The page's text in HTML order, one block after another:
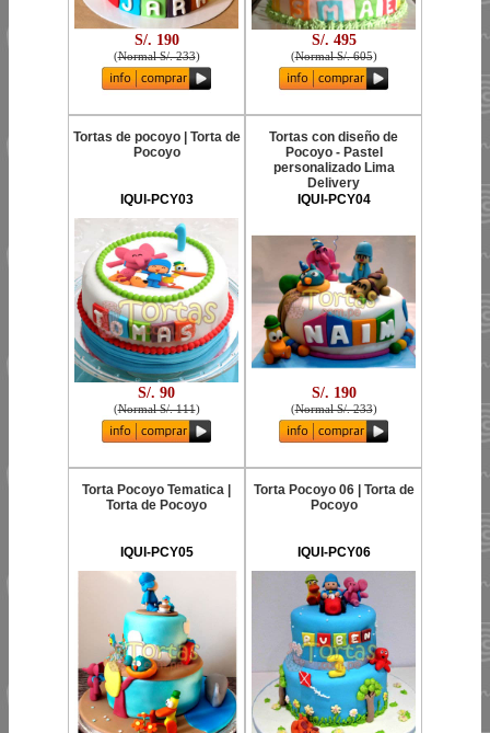
S/. 190
(Normal S/. 233)
S/. 495
(Normal S/. 605)
Tortas de pocoyo | Torta de
Pocoyo
IQUI-PCY03
S/. 90
(Normal S/. 111)
Tortas con diseño de
Pocoyo - Pastel
personalizado Lima
Delivery
IQUI-PCY04
S/. 190
(Normal S/. 233)
Torta Pocoyo Tematica |
Torta de Pocoyo
IQUI-PCY05
Torta Pocoyo 06 | Torta de
Pocoyo
IQUI-PCY06